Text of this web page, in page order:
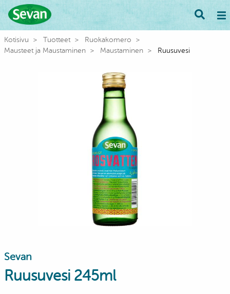
Kotisivu Tuotteet
Ruokakomero
Mausteet ja Maustaminen
Maustaminen Ruusuvesi
Sevan
Ruusuvesi 245ml